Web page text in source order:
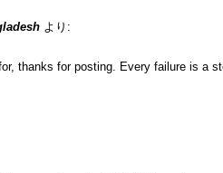
より:
thanks for posting. Every failure is a